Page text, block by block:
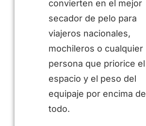
convierten en el mejor
secador de pelo para
viajeros nacionales,
mochileros o cualquier
persona que priorice el
espacio y el peso del
equipaje por encima de
todo.